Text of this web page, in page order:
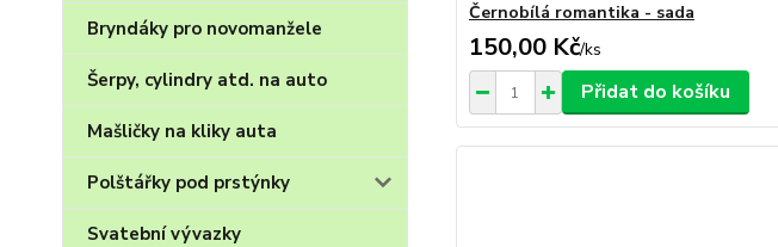
Bryndáky pro novomanžele
Šerpy, cylindry atd. na auto
Mašličky na kliky auta
Polštářky pod prstýnky
Svatební vývazky
Černobílá romantika - sada
150,00 Kč/ks
Přidat do košíku